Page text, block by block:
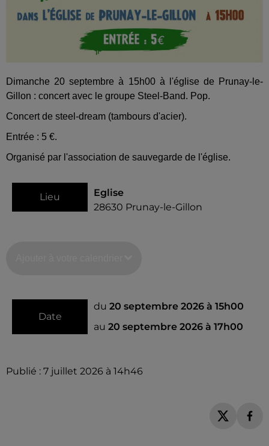
Dimanche 20 septembre à 15h00 à l'église de Prunay-le-
Gillon : concert avec le groupe Steel-Band. Pop.
Concert de steel-dream (tambours d'acier).
Entrée : 5 €.
Organisé par l'association de sauvegarde de l'église.
Lieu
Eglise
28630 Prunay-le-Gillon
Date
du 20 septembre 2026 à 15h00
au 20 septembre 2026 à 17h00
Publié : 7 juillet 2026 à 14h46